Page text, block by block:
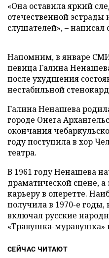
«Она оставила яркий
отечественной
слушателей», – написал
Напомним, в январе
певица Галина
после ухудшения
нестабильной
Галина Ненашева
городе Онега
окончания
году поступила в хор
театра.
В 1961 году Ненашева
драматической сцене,
карьеру в оперетте.
получила в 1970-е годы,
включал русские
«Травушка-муравушка»
СЕЙЧАС ЧИТАЮТ